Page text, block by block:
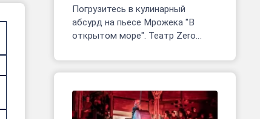
Погрузитесь в кулинарный
абсурд на пьесе Мрожека "В
открытом море". Театр Zero
приключение! Реж. Марина
Белявцева, Олег Родовильский.